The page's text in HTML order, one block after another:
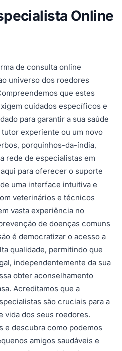
Online
de consulta online
universo dos roedores
que estes
cuidados específicos e
para garantir a sua saúde
experiente ou um novo
porquinhos-da-índia,
rede de especialistas em
para oferecer o suporte
uma interface intuitiva e
veterinários e técnicos
vasta experiência no
de doenças comuns
é democratizar o acesso a
qualidade, permitindo que
independentemente da sua
obter aconselhamento
Acreditamos que a
são cruciais para a
vida dos seus roedores.
e descubra como podemos
amigos saudáveis e